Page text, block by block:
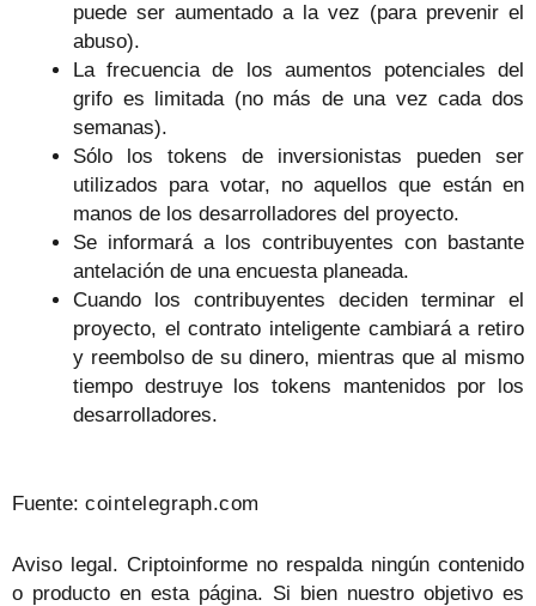
puede ser aumentado a la vez (para prevenir el
abuso).
La frecuencia de los aumentos potenciales del
grifo es limitada (no más de una vez cada dos
semanas).
Sólo los tokens de inversionistas pueden ser
utilizados para votar, no aquellos que están en
manos de los desarrolladores del proyecto.
Se informará a los contribuyentes con bastante
antelación de una encuesta planeada.
Cuando los contribuyentes deciden terminar el
proyecto, el contrato inteligente cambiará a retiro
y reembolso de su dinero, mientras que al mismo
tiempo destruye los tokens mantenidos por los
desarrolladores.
Fuente: cointelegraph.com
Aviso legal. Criptoinforme no respalda ningún contenido
o producto en esta página. Si bien nuestro objetivo es